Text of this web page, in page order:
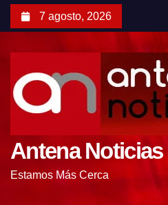
7 agosto, 2026
Antena Noticias
Estamos Más Cerca